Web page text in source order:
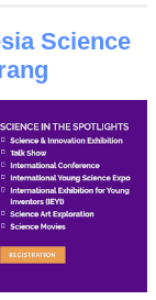
Science